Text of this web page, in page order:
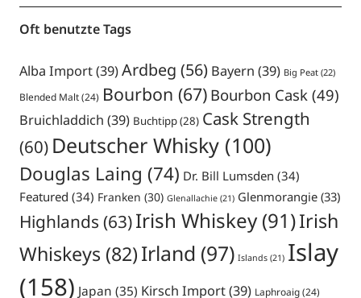
Oft benutzte Tags
Alba Import(39)Ardbeg (56) Bayern (39) Big Peat(22)
Blended Malt(24) Bourbon (67) Bourbon Cask(49)
Bruichladdich (39) Buchtipp(28) Cask Strength
(60) Deutscher Whisky(100)
Douglas Laing (74) Dr. Bill Lumsden (34)
Featured (34) Franken (30) Glenallachie(21) Glenmorangie(33)
Highlands (63)Irish Whiskey(91)Irish
Whiskeys (82)Irland (97) Islands(21) Islay
(158) Japan (35) Kirsch Import(39) Laphroaig(24)